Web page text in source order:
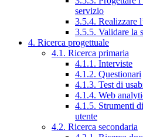
servizio
3.5.4. Realizzare
3.5.5. Validare la
4. Ricerca progettuale
4.1. Ricerca primaria
4.1.1. Interviste
4.1.2. Questionari
4.1.3. Test di
4.1.4. Web
4.1.5. Strumenti
utente
4.2. Ricerca secondaria